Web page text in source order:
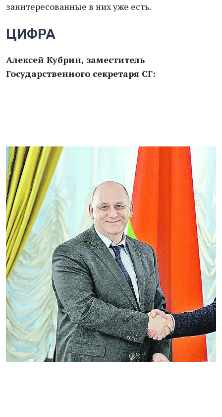
заинтересованные в них уже есть.
ЦИФРА
Алексей Кубрин, заместитель
Государственного секретаря СГ: